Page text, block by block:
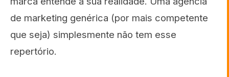
de marketing genérica (por mais competente
que seja) simplesmente não tem esse
repertório.